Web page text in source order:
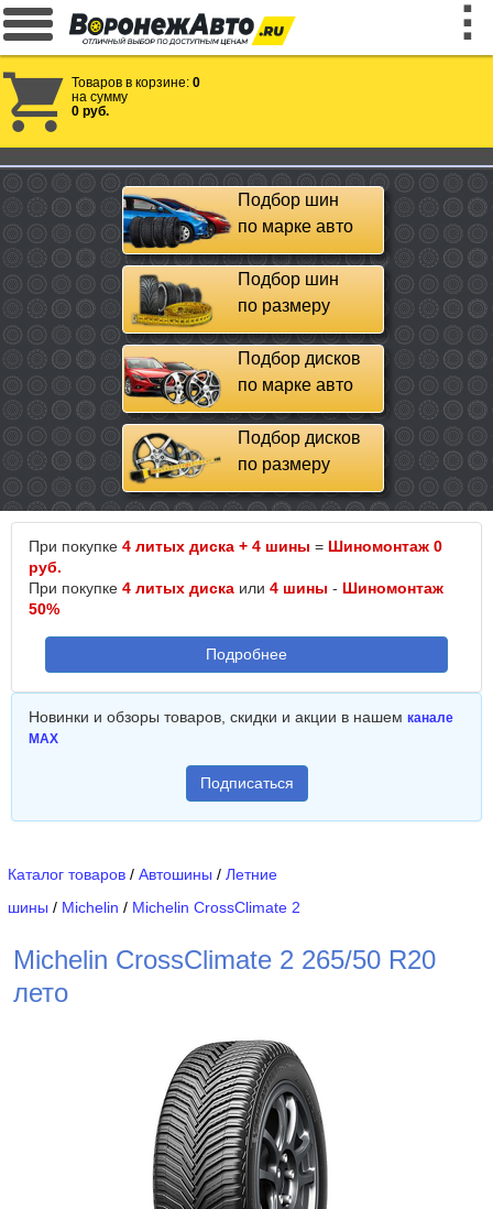
Товаров в корзине: 0
на сумму
0 руб.
Подбор шин
по марке авто
Подбор шин
по размеру
Подбор дисков
по марке авто
Подбор дисков
по размеру
При покупке 4 литых диска + 4 шины = Шиномонтаж 0
руб.
При покупке 4 литых диска или 4 шины - Шиномонтаж
50%
Подробнее
Новинки и обзоры товаров, скидки и акции в нашем канале
MAX
Подписаться
Каталог товаров / Автошины / Летние
шины / Michelin / Michelin CrossClimate 2
Michelin CrossClimate 2 265/50 R20
лето